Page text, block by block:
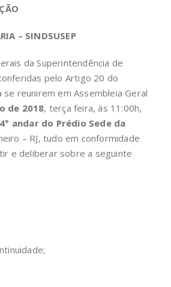
– SINDSUSEP
da Superintendência de
pelo Artigo 20 do
reunirem em Assembleia Geral
de 2018, terça feira, às 11:00h,
andar do Prédio Sede da
– RJ, tudo em conformidade
e deliberar sobre a seguinte